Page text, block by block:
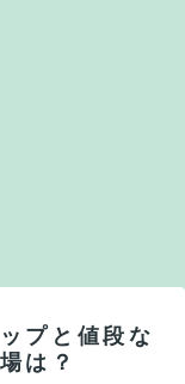
プと値段な
は？